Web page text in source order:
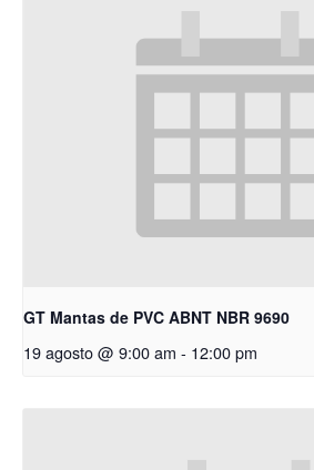
GT Mantas de PVC ABNT NBR 9690
19 agosto @ 9:00 am - 12:00 pm